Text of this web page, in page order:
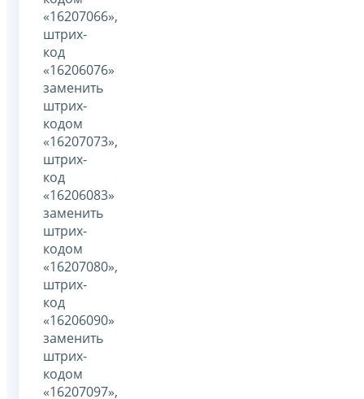
«16207066»,
штрих-
код
«16206076»
заменить
штрих-
кодом
«16207073»,
штрих-
код
«16206083»
заменить
штрих-
кодом
«16207080»,
штрих-
код
«16206090»
заменить
штрих-
кодом
«16207097»,